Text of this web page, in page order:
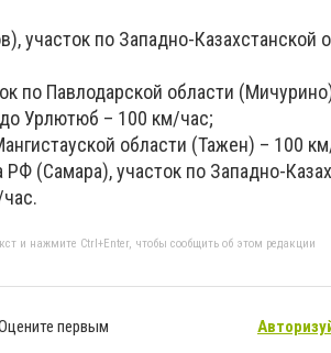
участок по Западно-Казахстанской
по Павлодарской области
Урлютюб – 100 км/час;
области (Тажен) – 100
РФ (Самара), участок по Западно-
и нажмите Ctrl+Enter, чтобы сообщить об этом редакции
первым